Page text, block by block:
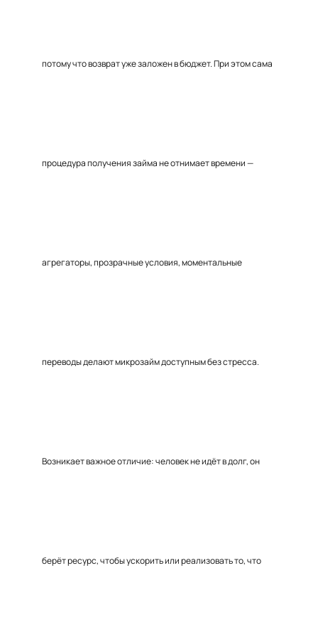
потому что возврат уже заложен в бюджет. При этом сама
процедура получения займа не отнимает времени —
агрегаторы, прозрачные условия, моментальные
переводы делают микрозайм доступным без стресса.
Возникает важное отличие: человек не идёт в долг, он
берёт ресурс, чтобы ускорить или реализовать то, что